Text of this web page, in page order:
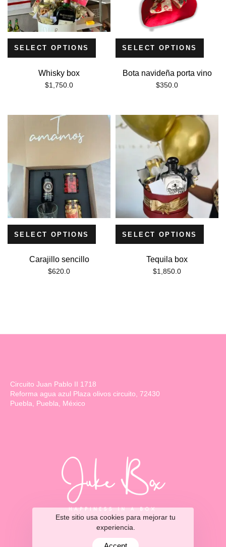
SELECT OPTIONS
Whisky box
$1,750.0
SELECT OPTIONS
Bota navideña porta vino
$350.0
SELECT OPTIONS
Carajillo sencillo
$620.0
SELECT OPTIONS
Tequila box
$1,850.0
Circuito Juan Pablo II 1718
Reforma agua azul Plaza olivos circuito, 72430
Puebla, Puebla, México
Este sitio usa cookies para mejorar tu
experiencia.